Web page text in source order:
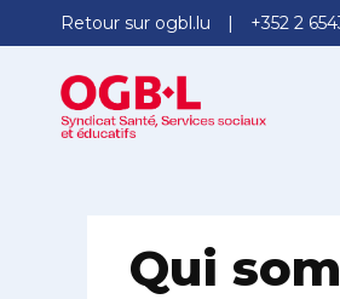
Retour sur ogbl.lu +352 2
Qui